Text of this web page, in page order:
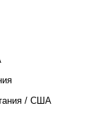
/ США